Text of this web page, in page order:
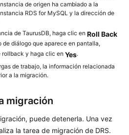
de origen ha cambiado a la
RDS for MySQL y la dirección de
de TaurusDB, haga clic en Roll Back
de diálogo que aparece en pantalla,
y haga clic en Yes.
de trabajo, la información relacionada
a la migración.
migración
puede detenerla. Una vez
la tarea de migración de DRS.